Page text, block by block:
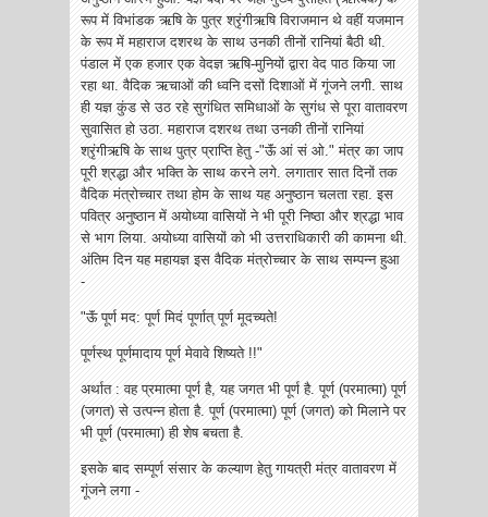
रूप में विभांडक ऋषि के पुत्र श्रृंगीऋषि विराजमान थे वहीं यजमान
के रूप में महाराज दशरथ के साथ उनकी तीनों रानियां बैठी थी.
पंडाल में एक हजार एक वेदज्ञ ऋषि-मुनियों द्वारा वेद पाठ किया जा
रहा था. वैदिक ऋचाओं की ध्वनि दसों दिशाओं में गूंजने लगी. साथ
ही यज्ञ कुंड से उठ रहे सुगंधित समिधाओं के सुगंध से पूरा वातावरण
सुवासित हो उठा. महाराज दशरथ तथा उनकी तीनों रानियां
श्रृंगीऋषि के साथ पुत्र प्राप्ति हेतु -"ऊॅं आं सं ओ." मंत्र का जाप
पूरी श्रद्धा और भक्ति के साथ करने लगे. लगातार सात दिनों तक
वैदिक मंत्रोच्चार तथा होम के साथ यह अनुष्ठान चलता रहा. इस
पवित्र अनुष्ठान में अयोध्या वासियों ने भी पूरी निष्ठा और श्रद्धा भाव
से भाग लिया. अयोध्या वासियों को भी उत्तराधिकारी की कामना थी.
अंतिम दिन यह महायज्ञ इस वैदिक मंत्रोच्चार के साथ सम्पन्न हुआ
-
"ऊॅं पूर्ण मद: पूर्ण मिदं पूर्णात् पूर्ण मूदच्यते!
पूर्णस्थ पूर्णमादाय पूर्ण मेवावे शिष्यते !!"
अर्थात : वह प्रमात्मा पूर्ण है, यह जगत भी पूर्ण है. पूर्ण (परमात्मा) पूर्ण
(जगत) से उत्पन्न होता है. पूर्ण (परमात्मा) पूर्ण (जगत) को मिलाने पर
भी पूर्ण (परमात्मा) ही शेष बचता है.
इसके बाद सम्पूर्ण संसार के कल्याण हेतु गायत्री मंत्र वातावरण में
गूंजने लगा -